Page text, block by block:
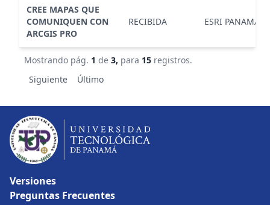
CREE MAPAS QUE
COMUNIQUEN CON
ARCGIS PRO
RECIBIDA ESRI PANAMA
Mostrando pág. 1 de 3, para 15 registros.
Siguiente
Último
Versiones
Preguntas Frecuentes